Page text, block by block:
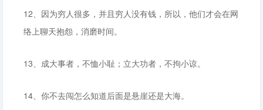
12、因为穷人很多，并且穷人没有钱，所以，他们才会在网
络上聊天抱怨，消磨时间。
13、成大事者，不恤小耻；立大功者，不拘小谅。
14、你不去闯怎么知道后面是悬崖还是大海。